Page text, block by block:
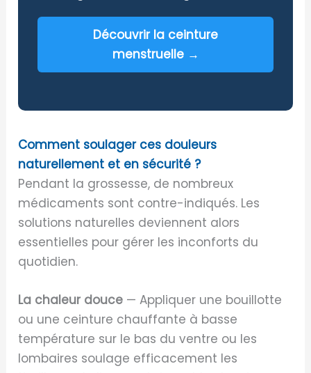
Découvrir la ceinture
menstruelle →
Comment soulager ces douleurs
naturellement et en sécurité ?
Pendant la grossesse, de nombreux
médicaments sont contre-indiqués. Les
solutions naturelles deviennent alors
essentielles pour gérer les inconforts du
quotidien.
La chaleur douce — Appliquer une bouillotte
ou une ceinture chauffante à basse
température sur le bas du ventre ou les
lombaires soulage efficacement les